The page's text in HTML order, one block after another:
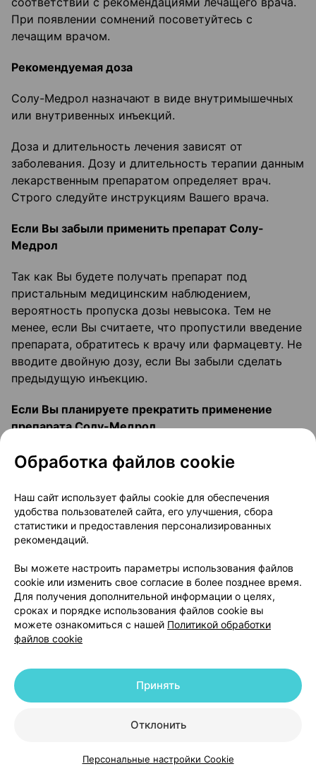
КаталогКорзинаИзбранноеПрофиль
При появлении сомнений посоветуйтесь с
лечащим врачом.
Рекомендуемая доза
Солу-Медрол назначают в виде внутримышечных
или внутривенных инъекций.
Доза и длительность лечения зависят от
заболевания. Дозу и длительность терапии данным
лекарственным препаратом определяет врач.
Строго следуйте инструкциям Вашего врача.
Если Вы забыли применить препарат Солу-
Медрол
Так как Вы будете получать препарат под
пристальным медицинским наблюдением,
вероятность пропуска дозы невысока. Тем не
менее, если Вы считаете, что пропустили введение
препарата, обратитесь к врачу или фармацевту. Не
вводите двойную дозу, если Вы забыли сделать
предыдущую инъекцию.
Если Вы планируете прекратить применение
препарата Солу-Медрол
Врач посоветует Вам, как долго следует
принимать этот лекарственный препарат.
Прекращение долгосрочной терапии необходимо
проводить постепенно под наблюдением врача.
После прекращения терапии врач проверит,
вырабатывается ли у Вас достаточное количество
Признаками недостаточного количества
кортикостероидов являются: сильная
утомляемость (астения), головокружение после
того, как Вы встаете из положения «лёжа»
(ортостатическая гипотензия), и депрессия.
При резком прекращении может развиться
«синдром отмены» со следующими симптомами:
заторможенность сознания, головная боль,
нарушение внешних слоев кожи, мышечная боль,
Обработка файлов cookie
Наш сайт использует файлы cookie для обеспечения
удобства пользователей сайта, его улучшения, сбора
статистики и предоставления персонализированных
рекомендаций.
Вы можете настроить параметры использования файлов
cookie или изменить свое согласие в более позднее время.
Для получения дополнительной информации о целях,
сроках и порядке использования файлов cookie вы
можете ознакомиться с нашей Политикой обработки
файлов cookie
Отклонить
Принять
Персональные настройки Cookie